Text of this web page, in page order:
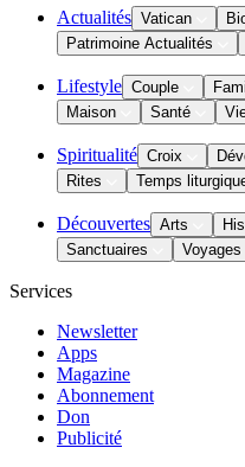
Actualités Vatican
Patrimoine Actualités
Lifestyle Couple
Maison
Santé
Spiritualité Croix
Rites
Temps
Découvertes Arts
Sanctuaires
Voyages
Services
Newsletter
Apps
Magazine
Abonnement
Don
Publicité